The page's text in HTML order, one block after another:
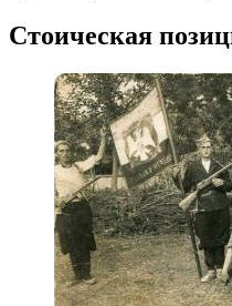
Стоическая